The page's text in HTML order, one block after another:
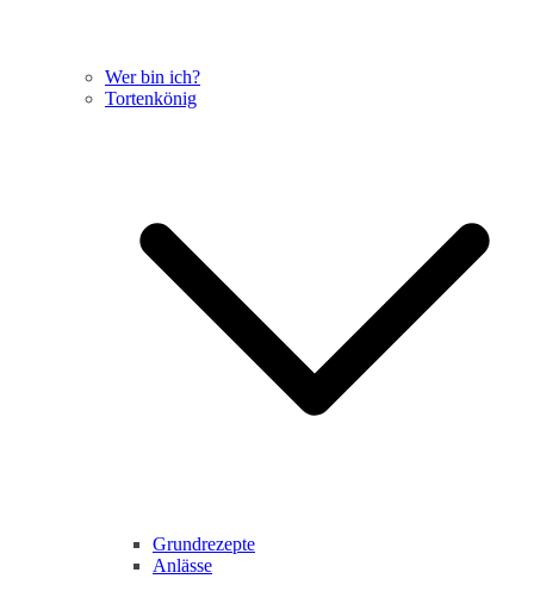
Wer bin ich?
Tortenkönig
Grundrezepte
Anlässe